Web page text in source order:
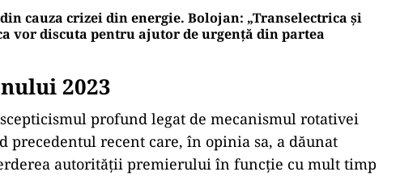
cauza crizei din energie. Bolojan: „Transelectrica și
vor discuta pentru ajutor de urgență din partea
2023
profund legat de mecanismul rotativei
precedentul recent care, în opinia sa, a dăunat
autorității premierului în funcție cu mult timp